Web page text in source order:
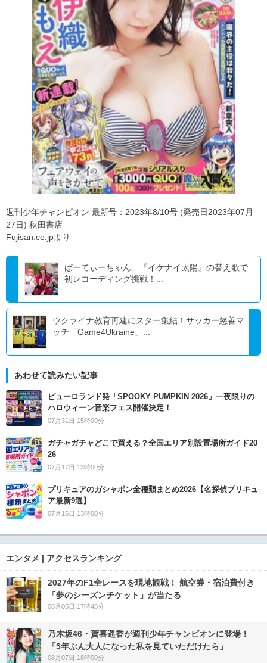
週刊少年チャンピオン 最新号：2023年8/10号 (発売日2023年07月
27日) 秋田書店
Fujisan.co.jpより
ぱーてぃーちゃん、『イケナイ太陽』の替え歌で
初レコーディング挑戦！...
ウクライナ教育再建にスター集結！サッカー慈善マ
ッチ「Game4Ukraine」...
あわせて読みたい記事
ピューロランド発「SPOOKY PUMPKIN 2026」一夜限りの
ハロウィーン音楽フェス開催決定！
07月31日 15時00分
ガチャガチャどこで買える？全国エリア別設置場所ガイド20
26
07月17日 13時00分
プリキュアのガシャポン全種類まとめ2026【名探偵プリキュ
ア最新9選】
07月16日 13時00分
エンタメ | アクセスランキング
2027年のF1全レースを現地観戦！ 航空券・宿泊費付き
「夢のシーズンチケット」が当たる
08月05日 17時48分
乃木坂46・賀喜遥香が週刊少年チャンピオンに登場！
「5年ぶん大人になった私を見ていただけたら」
08月07日 18時00分